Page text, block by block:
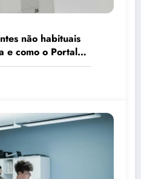
não habituais
e como o Portal